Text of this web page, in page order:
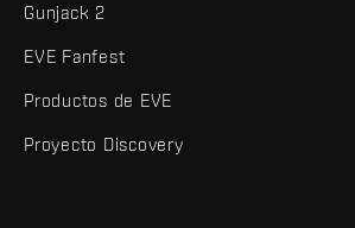
Gunjack 2
EVE Fanfest
Productos de EVE
Proyecto Discovery